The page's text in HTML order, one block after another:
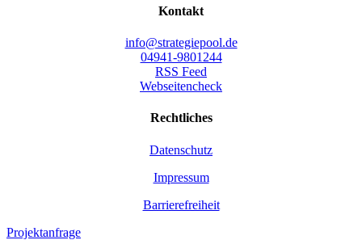
Kon­takt
info@strategiepool.de
04941-9801244
RSS Feed
Webseitencheck
Recht­li­ches
Daten­schutz
Impres­sum
Bar­rie­re­frei­heit
Projektanfrage